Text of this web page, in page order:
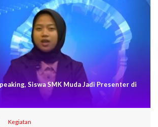
Siswa SMK Muda Jadi Presenter di
Kegiatan